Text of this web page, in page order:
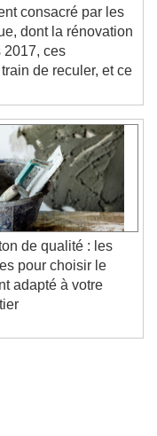
will cancel
consacré par les
dont la rénovation
ces
de reculer, et ce
de qualité : les
pour choisir le
adapté à votre